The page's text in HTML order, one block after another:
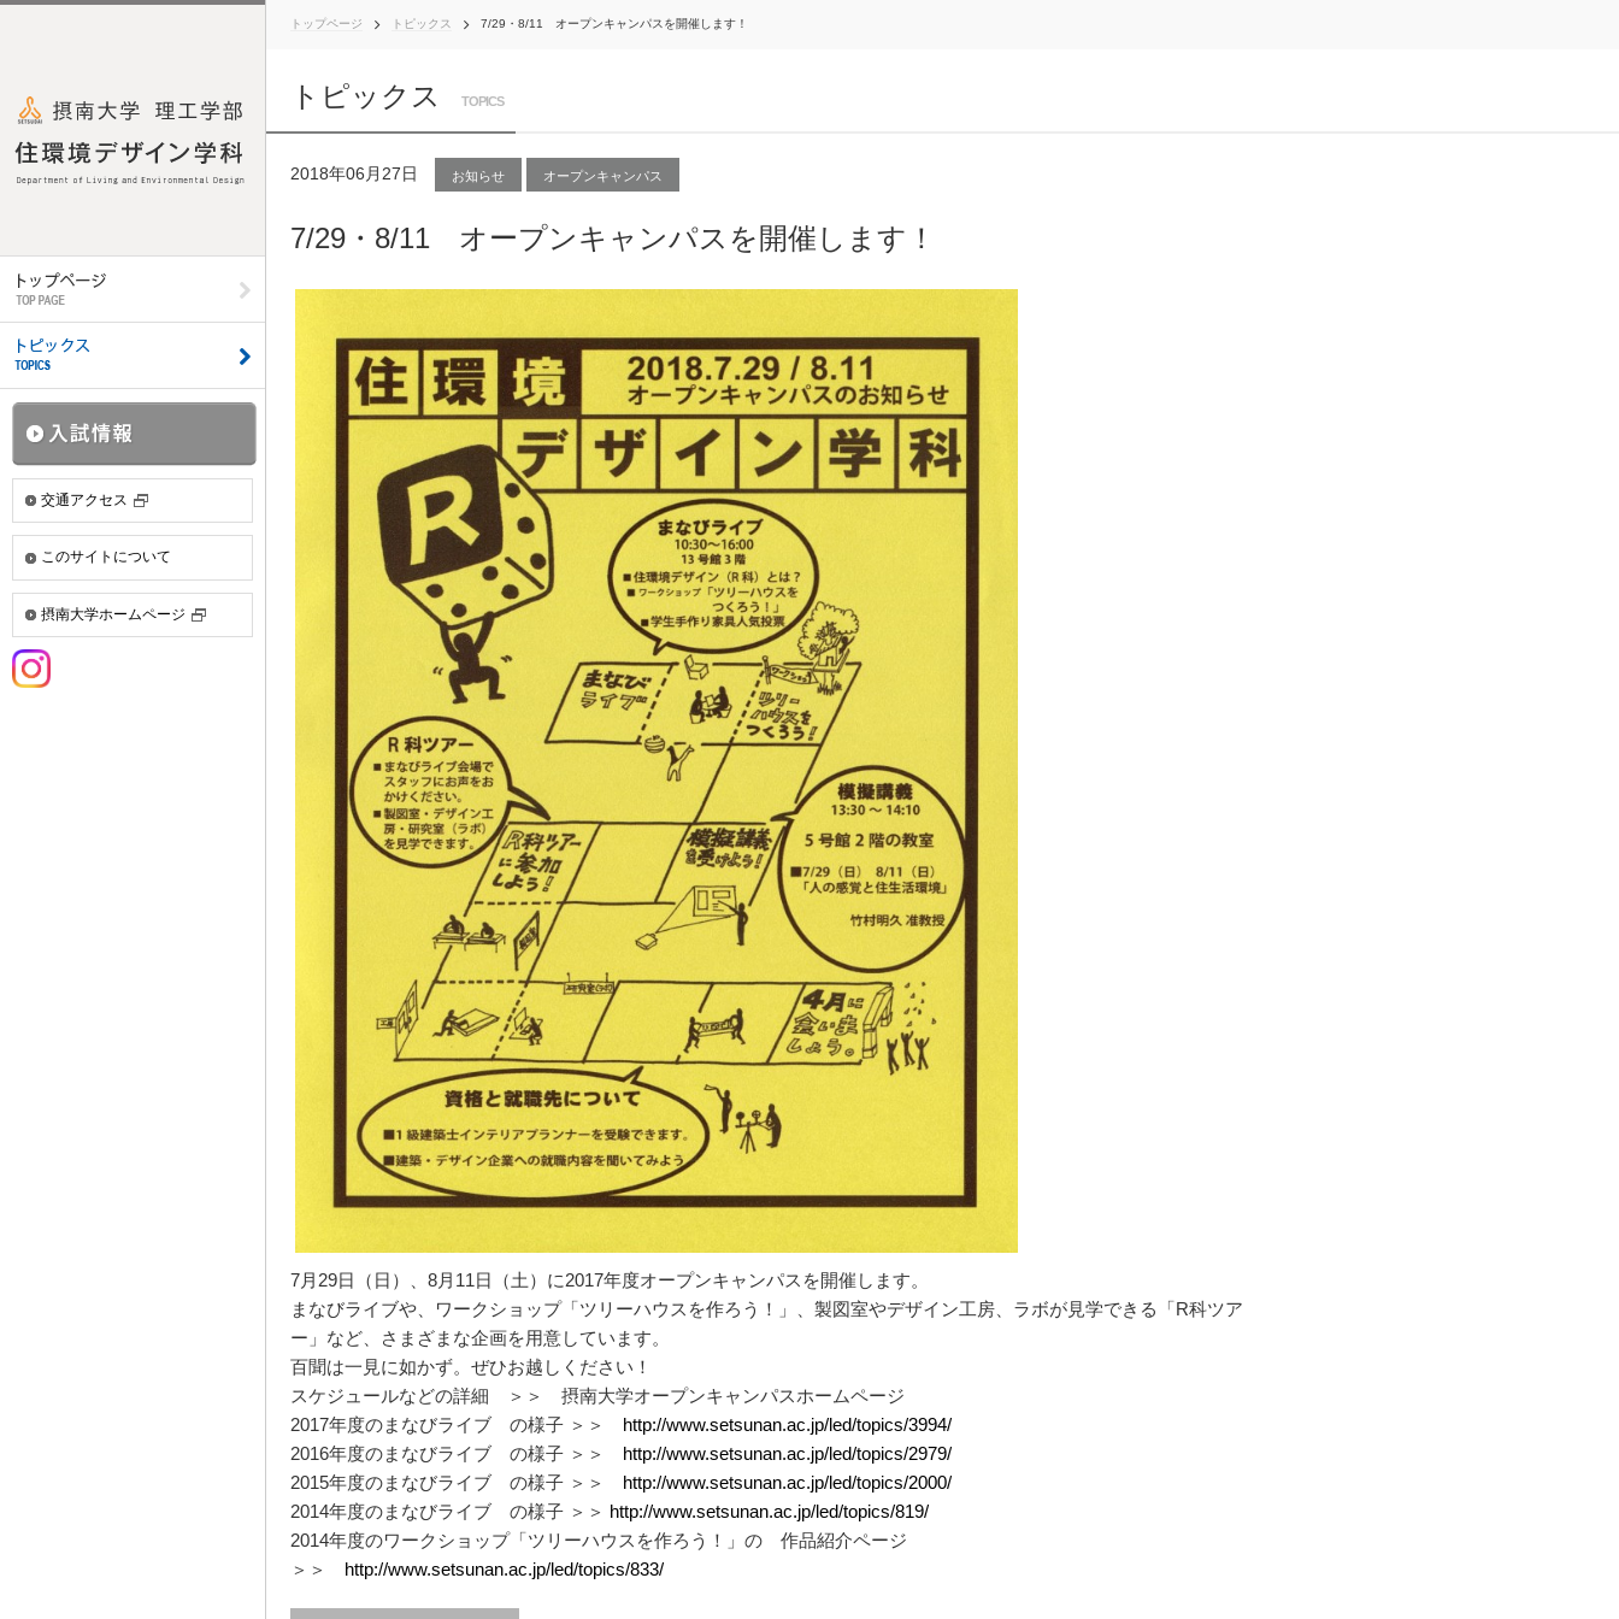
交通アクセス
このサイトについて
摂南大学ホームページ
トップページ トピックス 7/29・8/11 オープンキャンパスを開催します！
トピックス TOPICS
2018年06月27日 お知らせ オープンキャンパス
7/29・8/11 オープンキャンパスを開催します！
7月29日（日）、8月11日（土）に2017年度オープンキャンパスを開催します。
まなびライブや、ワークショップ「ツリーハウスを作ろう！」、製図室やデザイン工房、ラボが見学できる「R科ツア
ー」など、さまざまな企画を用意しています。
百聞は一見に如かず。ぜひお越しください！
スケジュールなどの詳細 ＞＞ 摂南大学オープンキャンパスホームページ
2017年度のまなびライブ の様子 ＞＞ http://www.setsunan.ac.jp/led/topics/3994/
2016年度のまなびライブ の様子 ＞＞ http://www.setsunan.ac.jp/led/topics/2979/
2015年度のまなびライブ の様子 ＞＞ http://www.setsunan.ac.jp/led/topics/2000/
2014年度のまなびライブ の様子 ＞＞ http://www.setsunan.ac.jp/led/topics/819/
2014年度のワークショップ「ツリーハウスを作ろう！」の 作品紹介ページ
＞＞ http://www.setsunan.ac.jp/led/topics/833/